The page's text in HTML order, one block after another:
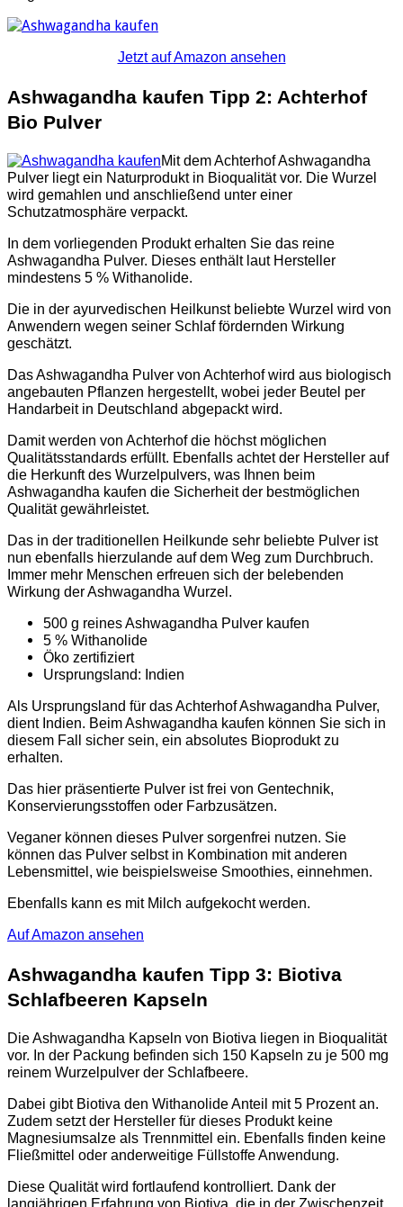
Jetzt auf Amazon ansehen
Ashwagandha kaufen Tipp 2: Achterhof
Bio Pulver
Mit dem Achterhof Ashwagandha
Pulver liegt ein Naturprodukt in Bioqualität vor. Die Wurzel
wird gemahlen und anschließend unter einer
Schutzatmosphäre verpackt.
In dem vorliegenden Produkt erhalten Sie das reine
Ashwagandha Pulver. Dieses enthält laut Hersteller
mindestens 5 % Withanolide.
Die in der ayurvedischen Heilkunst beliebte Wurzel wird von
Anwendern wegen seiner Schlaf fördernden Wirkung
geschätzt.
Das Ashwagandha Pulver von Achterhof wird aus biologisch
angebauten Pflanzen hergestellt, wobei jeder Beutel per
Handarbeit in Deutschland abgepackt wird.
Damit werden von Achterhof die höchst möglichen
Qualitätsstandards erfüllt. Ebenfalls achtet der Hersteller auf
die Herkunft des Wurzelpulvers, was Ihnen beim
Ashwagandha kaufen die Sicherheit der bestmöglichen
Qualität gewährleistet.
Das in der traditionellen Heilkunde sehr beliebte Pulver ist
nun ebenfalls hierzulande auf dem Weg zum Durchbruch.
Immer mehr Menschen erfreuen sich der belebenden
Wirkung der Ashwagandha Wurzel.
500 g reines Ashwagandha Pulver kaufen
5 % Withanolide
Öko zertifiziert
Ursprungsland: Indien
Als Ursprungsland für das Achterhof Ashwagandha Pulver,
dient Indien. Beim Ashwagandha kaufen können Sie sich in
diesem Fall sicher sein, ein absolutes Bioprodukt zu
erhalten.
Das hier präsentierte Pulver ist frei von Gentechnik,
Konservierungsstoffen oder Farbzusätzen.
Veganer können dieses Pulver sorgenfrei nutzen. Sie
können das Pulver selbst in Kombination mit anderen
Lebensmittel, wie beispielsweise Smoothies, einnehmen.
Ebenfalls kann es mit Milch aufgekocht werden.
Auf Amazon ansehen
Ashwagandha kaufen Tipp 3: Biotiva
Schlafbeeren Kapseln
Die Ashwagandha Kapseln von Biotiva liegen in Bioqualität
vor. In der Packung befinden sich 150 Kapseln zu je 500 mg
reinem Wurzelpulver der Schlafbeere.
Dabei gibt Biotiva den Withanolide Anteil mit 5 Prozent an.
Zudem setzt der Hersteller für dieses Produkt keine
Magnesiumsalze als Trennmittel ein. Ebenfalls finden keine
Fließmittel oder anderweitige Füllstoffe Anwendung.
Diese Qualität wird fortlaufend kontrolliert. Dank der
langjährigen Erfahrung von Biotiva, die in der Zwischenzeit